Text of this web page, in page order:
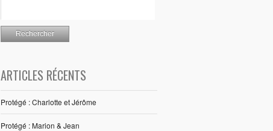
ARTICLES RÉCENTS
Protégé : Charlotte et Jérôme
Protégé : Marion & Jean